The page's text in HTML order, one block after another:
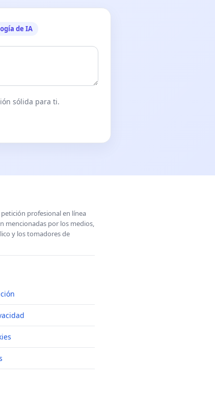
de IA
sólida para ti.
profesional en línea
mencionadas por los medios,
y los tomadores de